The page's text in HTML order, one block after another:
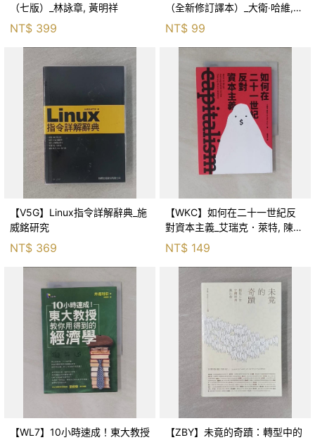
（七版）_林詠章, 黃明祥
NT$ 399
（全新修訂譯本）_大衛‧哈維,
許瑞宋
NT$ 99
【V5G】Linux指令詳解辭典_施
威銘研究
NT$ 369
【WKC】如何在二十一世紀反
對資本主義_艾瑞克．萊特, 陳信
宏
NT$ 149
【WL7】10小時速成！東大教授
【ZBY】未竟的奇蹟：轉型中的